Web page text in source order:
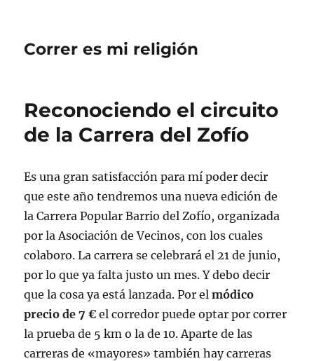
Correr es mi religión
Reconociendo el circuito
de la Carrera del Zofío
Es una gran satisfacción para mí poder decir
que este año tendremos una nueva edición de
la Carrera Popular Barrio del Zofío, organizada
por la Asociación de Vecinos, con los cuales
colaboro. La carrera se celebrará el 21 de junio,
por lo que ya falta justo un mes. Y debo decir
que la cosa ya está lanzada. Por elmódico
precio de 7 € el corredor puede optar por correr
la prueba de 5 km o la de 10. Aparte de las
carreras de «mayores» también hay carreras